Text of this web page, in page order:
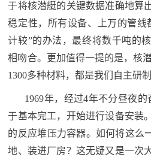
务
服
务
文
国
防
文
化
红
于将核潜艇的关键数据准确地算
稳定性，所有设备、上万的管线
计较”的办法，最终将数千吨的
相吻合。更加值得一提的是，核
1300多种材料，都是我们自主研制
1969年，经过4年不分昼夜
于基本完工，开始进行设备安装
的反应堆压力容器。如何将这么
地、装进厂房？这无疑又是一次